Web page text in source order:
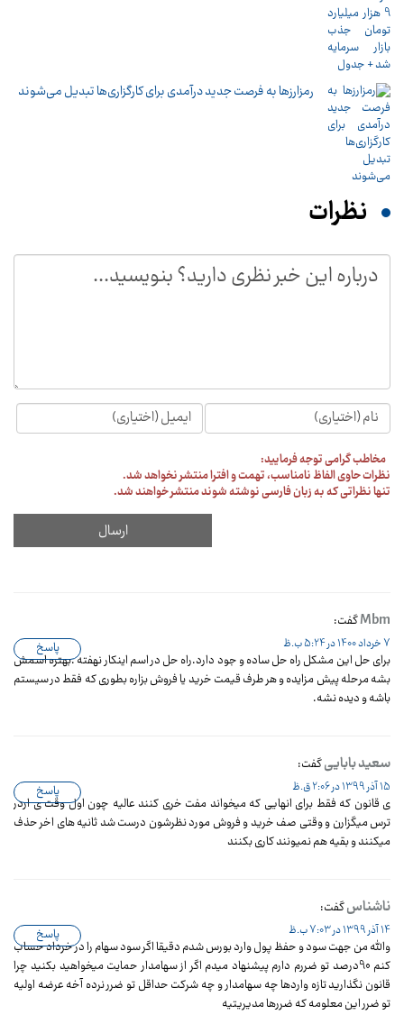
رمزارزها به فرصت جدید درآمدی برای کارگزاری‌ها تبدیل می‌شوند
نظرات
مخاطب گرامی توجه فرمایید:
نظرات حاوی الفاظ نامناسب، تهمت و افترا منتشر نخواهد شد.
تنها نظراتی که به زبان فارسی نوشته شوند منتشر خواهند شد.
Mbmگفت:
7 خرداد 1400 در 5:24 ب.ظ
برای حل این مشکل راه حل ساده و جود دارد.راه حل در اسم اینکار نهفته .بهتره اسمش
بشه مرحله پیش مزایده و هر طرف قیمت خرید یا فروش بزاره بطوری که فقط در سیستم
باشه و دیده نشه.
پاسخ
سعید باباییگفت:
15 آذر 1399 در 2:06 ق.ظ
ی قانون که فقط برای انهایی که میخواند مفت خری کنند عالیه چون اول وقت ی اردر
ترس میگزارن و وقتی صف خرید و فروش مورد نظرشون درست شد ثانیه های اخر حذف
میکنند و بقیه هم نمیونند کاری بکنند
پاسخ
ناشناسگفت:
14 آذر 1399 در 7:03 ب.ظ
والله من جهت سود و حفظ پول وارد بورس شدم دقیقا اگر سود سهام را در خرداد حساب
کنم 90درصد تو ضررم دارم پیشنهاد میدم اگر از سهامدار حمایت میخواهید بکنید چرا
قانون نگذارید تازه واردها چه سهامدار و چه شرکت حداقل تو ضرر نرده آخه عرضه اولیه
تو ضرر این معلومه که ضررها مدیریتیه
پاسخ